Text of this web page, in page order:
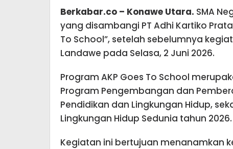
Berkabar.co – Konawe Utara. SMA
yang disambangi PT Adhi Kartiko
To School”, setelah sebelumnya
Landawe pada Selasa, 2 Juni 2026.
Program AKP Goes To School
Program Pengembangan dan
Pendidikan dan Lingkungan Hidup,
Lingkungan Hidup Sedunia tahun 2026.
Kegiatan ini bertujuan menanamkan